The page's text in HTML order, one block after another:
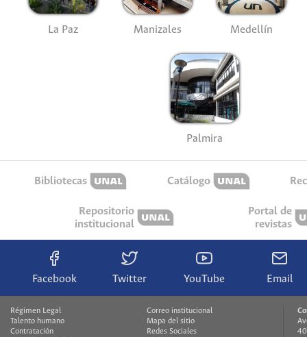
La Paz Manizales Medellín
Palmira
Bibliotecas Catálogo
Repositorio
institucional
Portal de
revistas
Facebook Twitter YouTube Email
Régimen Legal
Talento humano
Contratación
Correo institucional
Mapa del sitio
Redes Sociales